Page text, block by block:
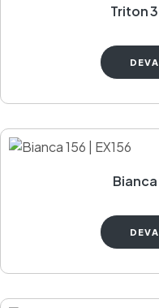
Triton
Bianca